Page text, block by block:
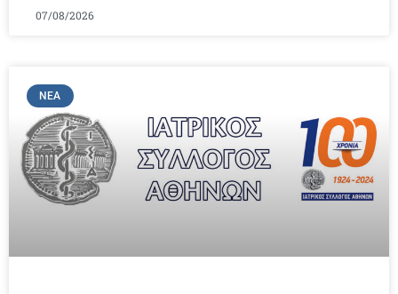
07/08/2026
ΝΈΑ